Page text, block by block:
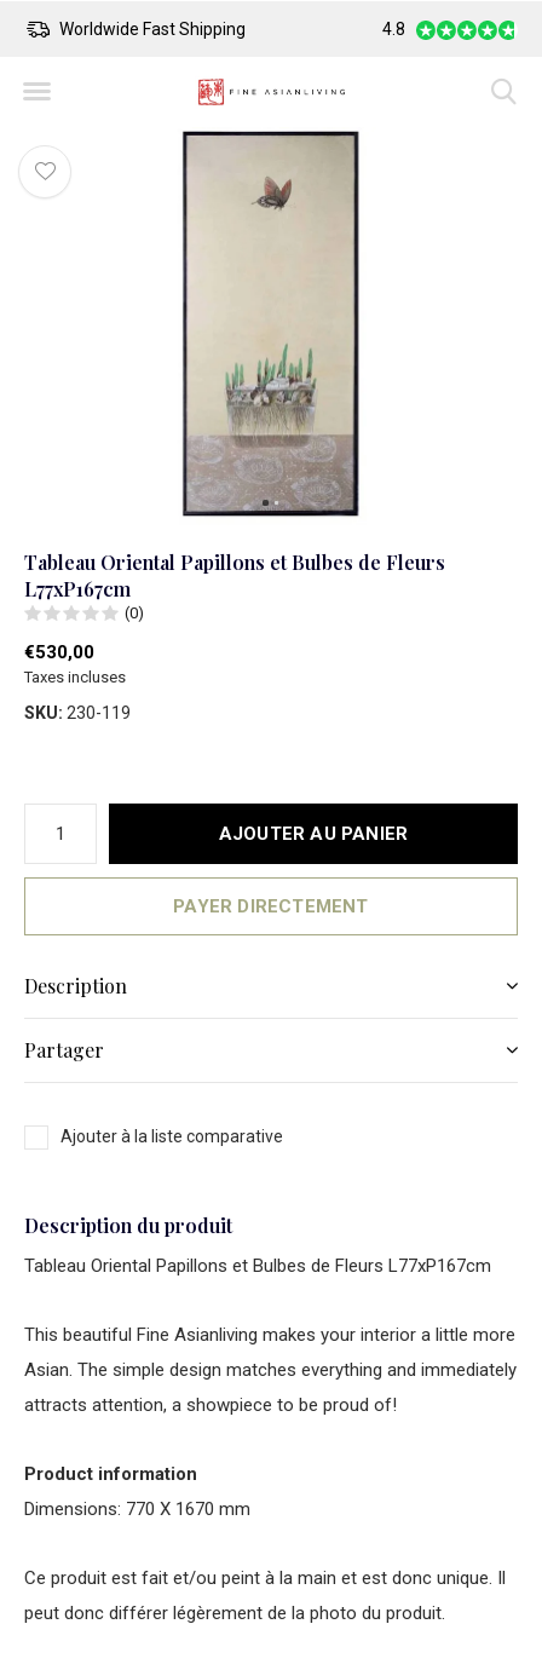
Worldwide Fast Shipping Safe Payment
4.8
Tableau Oriental Papillons et Bulbes de Fleurs
L77xP167cm
(0)
€530,00
Taxes incluses
SKU: 230-119
AJOUTER AU PANIER
PAYER DIRECTEMENT
Description
Partager
Ajouter à la liste comparative
Description du produit
Tableau Oriental Papillons et Bulbes de Fleurs L77xP167cm
This beautiful Fine Asianliving makes your interior a little more
Asian. The simple design matches everything and immediately
attracts attention, a showpiece to be proud of!
Product information
Dimensions: 770 X 1670 mm
Ce produit est fait et/ou peint à la main et est donc unique. Il
peut donc différer légèrement de la photo du produit.